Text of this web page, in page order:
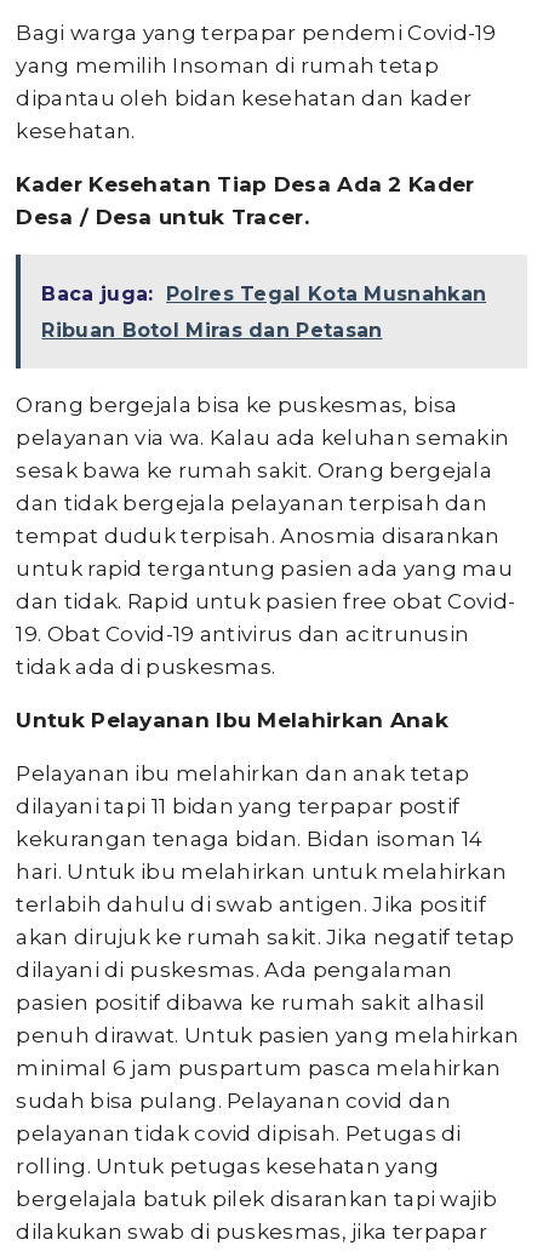
Bagi warga yang terpapar pendemi Covid-19
yang memilih Insoman di rumah tetap
dipantau oleh bidan kesehatan dan kader
kesehatan.
Kader Kesehatan Tiap Desa Ada 2 Kader
Desa / Desa untuk Tracer.
Baca juga:
Polres Tegal Kota Musnahkan
Ribuan Botol Miras dan Petasan
Orang bergejala bisa ke puskesmas, bisa
pelayanan via wa. Kalau ada keluhan semakin
sesak bawa ke rumah sakit. Orang bergejala
dan tidak bergejala pelayanan terpisah dan
tempat duduk terpisah. Anosmia disarankan
untuk rapid tergantung pasien ada yang mau
dan tidak. Rapid untuk pasien free obat Covid-
19. Obat Covid-19 antivirus dan acitrunusin
tidak ada di puskesmas.
Untuk Pelayanan Ibu Melahirkan Anak
Pelayanan ibu melahirkan dan anak tetap
dilayani tapi 11 bidan yang terpapar postif
kekurangan tenaga bidan. Bidan isoman 14
hari. Untuk ibu melahirkan untuk melahirkan
terlabih dahulu di swab antigen. Jika positif
akan dirujuk ke rumah sakit. Jika negatif tetap
dilayani di puskesmas. Ada pengalaman
pasien positif dibawa ke rumah sakit alhasil
penuh dirawat. Untuk pasien yang melahirkan
minimal 6 jam puspartum pasca melahirkan
sudah bisa pulang. Pelayanan covid dan
pelayanan tidak covid dipisah. Petugas di
rolling. Untuk petugas kesehatan yang
bergelajala batuk pilek disarankan tapi wajib
dilakukan swab di puskesmas, jika terpapar